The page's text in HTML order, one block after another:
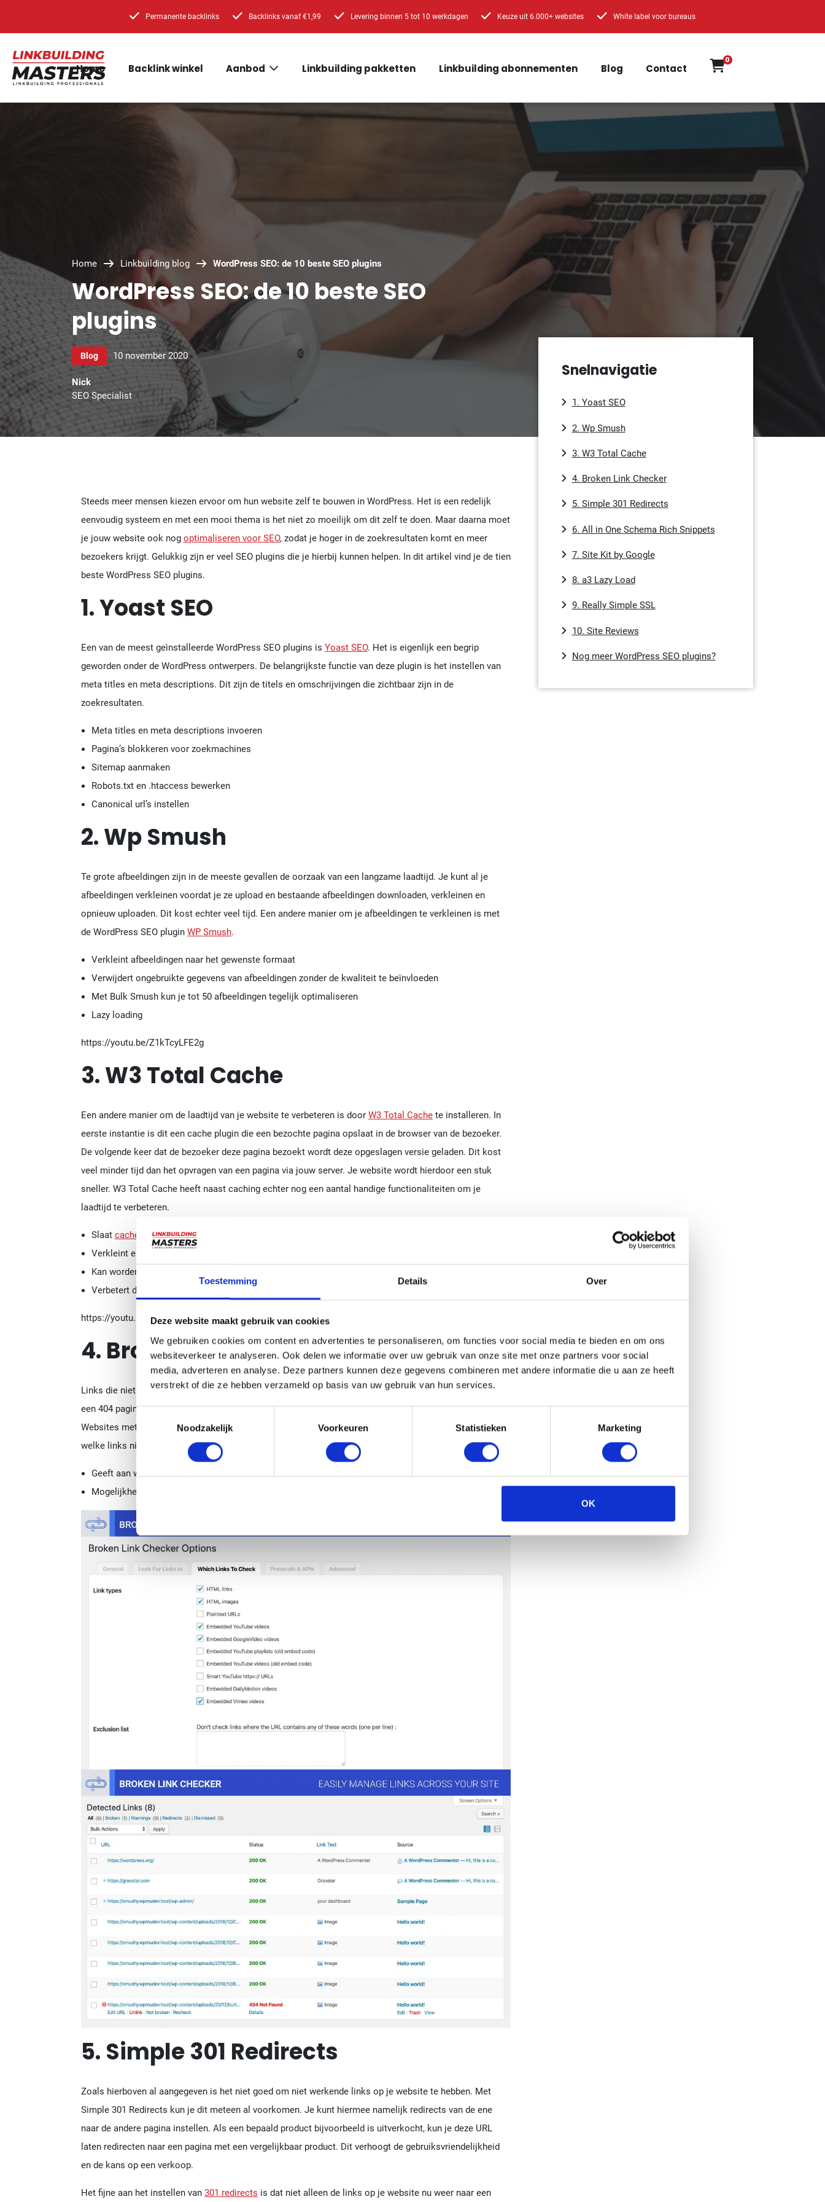
Toestemming Details Over
Deze website maakt gebruik van cookies
We gebruiken cookies om content en advertenties te personaliseren, om functies voor social media te bieden en om ons
websiteverkeer te analyseren. Ook delen we informatie over uw gebruik van onze site met onze partners voor social
media, adverteren en analyse. Deze partners kunnen deze gegevens combineren met andere informatie die u aan ze heeft
verstrekt of die ze hebben verzameld op basis van uw gebruik van hun services.
Noodzakelijk
Voorkeuren Statistieken Marketing
OK
Permanente backlinks Backlinks vanaf €1,99 Levering binnen 5 tot 10 werkdagen Keuze uit 6.000+ websites White label voor bureaus
Home Backlink winkel Aanbod Linkbuilding pakketten Linkbuilding abonnementen Blog Contact
0
Home Linkbuilding blog WordPress SEO: de 10 beste SEO plugins
WordPress SEO: de 10 beste SEO
plugins
Blog 10 november 2020
Nick
SEO Specialist
Steeds meer mensen kiezen ervoor om hun website zelf te bouwen in WordPress. Het is een redelijk
eenvoudig systeem en met een mooi thema is het niet zo moeilijk om dit zelf te doen. Maar daarna moet
je jouw website ook nog optimaliseren voor SEO, zodat je hoger in de zoekresultaten komt en meer
bezoekers krijgt. Gelukkig zijn er veel SEO plugins die je hierbij kunnen helpen. In dit artikel vind je de tien
beste WordPress SEO plugins.
1. Yoast SEO
Een van de meest geìnstalleerde WordPress SEO plugins is Yoast SEO. Het is eigenlijk een begrip
geworden onder de WordPress ontwerpers. De belangrijkste functie van deze plugin is het instellen van
meta titles en meta descriptions. Dit zijn de titels en omschrijvingen die zichtbaar zijn in de
zoekresultaten.
Meta titles en meta descriptions invoeren
Pagina’s blokkeren voor zoekmachines
Sitemap aanmaken
Robots.txt en .htaccess bewerken
Canonical url’s instellen
2. Wp Smush
Te grote afbeeldingen zijn in de meeste gevallen de oorzaak van een langzame laadtijd. Je kunt al je
afbeeldingen verkleinen voordat je ze upload en bestaande afbeeldingen downloaden, verkleinen en
opnieuw uploaden. Dit kost echter veel tijd. Een andere manier om je afbeeldingen te verkleinen is met
de WordPress SEO plugin WP Smush.
Verkleint afbeeldingen naar het gewenste formaat
Verwijdert ongebruikte gegevens van afbeeldingen zonder de kwaliteit te beïnvloeden
Met Bulk Smush kun je tot 50 afbeeldingen tegelijk optimaliseren
Lazy loading
https://youtu.be/Z1kTcyLFE2g
3. W3 Total Cache
Een andere manier om de laadtijd van je website te verbeteren is door W3 Total Cache te installeren. In
eerste instantie is dit een cache plugin die een bezochte pagina opslaat in de browser van de bezoeker.
De volgende keer dat de bezoeker deze pagina bezoekt wordt deze opgeslagen versie geladen. Dit kost
veel minder tijd dan het opvragen van een pagina via jouw server. Je website wordt hierdoor een stuk
sneller. W3 Total Cache heeft naast caching echter nog een aantal handige functionaliteiten om je
laadtijd te verbeteren.
Slaat cache
bestanden op in de browser van de bezoeker
Verkleint en comprimeert HTML,
Kan worden geïntegreerd met verschillende CDN providers
Verbetert de laadtijd en de prestaties
https://youtu.be/7AsNSSrZq4Y
4. Broken Link Checker
Links die niet meer werken zijn niet goed voor je bezoekers. Ze klikken hierop en komen vervolgens op
een 404 pagina uit. Aangezien dit niet gebruiksvriendelijk is, vinden zoekmachines dit ook niet fijn.
Websites met links die niet meer werken worden dan ook lager gewaardeerd. Hoe test je nu eenvoudig
welke links niet meer werken? Hiervoor kun je de WordPress SEO plugin
gebruiken.
Geeft aan welke links niet meer werken
Mogelijkheid om de links direct via de plugin te bewerken
5. Simple 301 Redirects
Zoals hierboven al aangegeven is het niet goed om niet werkende links op je website te hebben. Met
Simple 301 Redirects kun je dit meteen al voorkomen. Je kunt hiermee namelijk redirects van de ene
naar de andere pagina instellen. Als een bepaald product bijvoorbeeld is uitverkocht, kun je deze URL
laten redirecten naar een pagina met een vergelijkbaar product. Dit verhoogt de gebruiksvriendelijkheid
en de kans op een verkoop.
Het fijne aan het instellen van 301 redirects is dat niet alleen de links op je website nu weer naar een
Snelnavigatie
1. Yoast SEO
2. Wp Smush
3. W3 Total Cache
4. Broken Link Checker
5. Simple 301 Redirects
6. All in One Schema Rich Snippets
7. Site Kit by Google
8. a3 Lazy Load
9. Really Simple SSL
10. Site Reviews
Nog meer WordPress SEO plugins?